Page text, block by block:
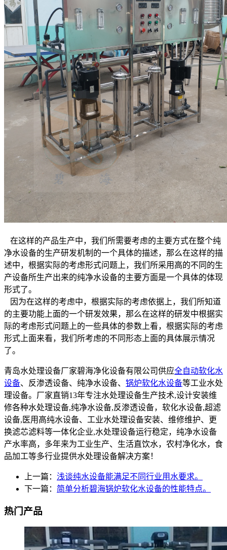
在这样的产品生产中，我们所需要考虑的主要方式在整个纯
净水设备的生产研发机制的一个具体的描述，那么在这样的描
述中，根据实际的考虑形式问题上，我们所采用高的不同的生
产设备所生产出来的纯净水设备的主要方面是一个具体的体现
形式了。
因为在这样的考虑中，根据实际的考虑依据上，我们所知道
的主要功能上面的一个研发效果，那么在这样的研发中根据实
际的考虑形式问题上的一些具体的参数上看，根据实际的考虑
形式上面来看，我们所考虑的不同形态上面的具体展示情况
了。
青岛水处理设备厂家碧海净化设备有限公司供应全自动软化水
设备、反渗透设备、纯净水设备、 锅炉软化水设备等工业水处
理设备。厂家直销13年专注水处理设备生产技术,设计安装维
修各种水处理设备,纯净水设备,反渗透设备，软化水设备,超滤
设备,医用高纯水设备、工业水处理设备安装、维修维护、更
换滤芯滤料等一体化企业,水处理设备运行稳定，纯净水设备
产水率高，多年来为工业生产、生活直饮水，农村净化水，食
品加工等多行业提供水处理设备解决方案！
上一篇： 浅谈纯水设备能满足不同行业用水要求。
下一篇： 简单分析碧海锅炉软化水设备的性能特点。
热门产品